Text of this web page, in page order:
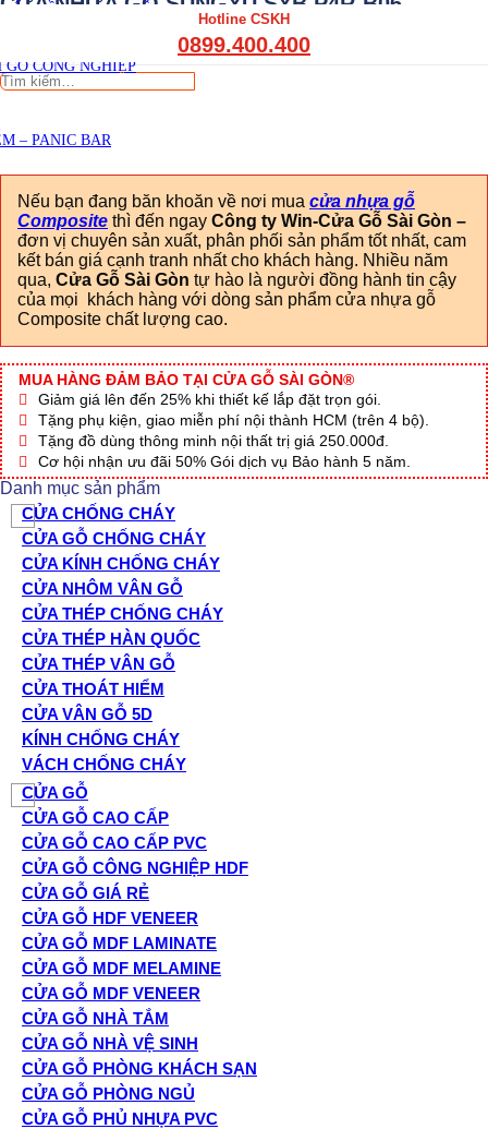
CẦU THANG GỖ
GỖ CÔNG NGHIỆP
– PANIC BAR
Hotline CSKH
0899.400.400
Tìm
Nếu bạn đang băn khoăn về nơi mua cửa nhựa gỗ
Composite thì đến ngay Công ty Win-Cửa Gỗ Sài Gòn –
đơn vị chuyên sản xuất, phân phối sản phẩm tốt nhất, cam
kết bán giá cạnh tranh nhất cho khách hàng. Nhiều năm
qua, Cửa Gỗ Sài Gòn tự hào là người đồng hành tin cậy
của mọi khách hàng với dòng sản phẩm cửa nhựa gỗ
Composite chất lượng cao.
MUA HÀNG ĐẢM BẢO TẠI CỬA GỖ SÀI GÒN®
Giảm giá lên đến 25% khi thiết kế lắp đặt trọn gói.
Tặng phụ kiện, giao miễn phí nội thành HCM (trên 4 bộ).
Tặng đồ dùng thông minh nội thất trị giá 250.000đ.
Cơ hội nhận ưu đãi 50% Gói dịch vụ Bảo hành 5 năm.
Danh mục sản phẩm
CỬA CHỐNG CHÁY
CỬA GỖ CHỐNG CHÁY
CỬA KÍNH CHỐNG CHÁY
CỬA NHÔM VÂN GỖ
CỬA THÉP CHỐNG CHÁY
CỬA THÉP HÀN QUỐC
CỬA THÉP VÂN GỖ
CỬA THOÁT HIỂM
CỬA VÂN GỖ 5D
KÍNH CHỐNG CHÁY
VÁCH CHỐNG CHÁY
CỬA GỖ
CỬA GỖ CAO CẤP
CỬA GỖ CAO CẤP PVC
CỬA GỖ CÔNG NGHIỆP HDF
CỬA GỖ GIÁ RẺ
CỬA GỖ HDF VENEER
CỬA GỖ MDF LAMINATE
CỬA GỖ MDF MELAMINE
CỬA GỖ MDF VENEER
CỬA GỖ NHÀ TẮM
CỬA GỖ NHÀ VỆ SINH
CỬA GỖ PHÒNG KHÁCH SẠN
CỬA GỖ PHÒNG NGỦ
CỬA GỖ PHỦ NHỰA PVC